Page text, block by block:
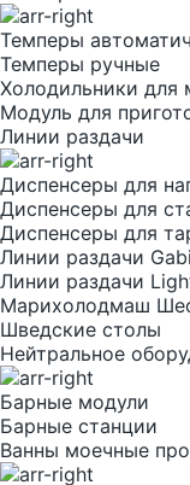
Темперы
Темперы ручные
Холодильники для
Модуль для
Линии раздачи
Диспенсеры для
Диспенсеры для
Диспенсеры для
Линии раздачи
Линии раздачи
Марихолодмаш
Шведские столы
Нейтральное
Барные модули
Барные станции
Ванны моечные